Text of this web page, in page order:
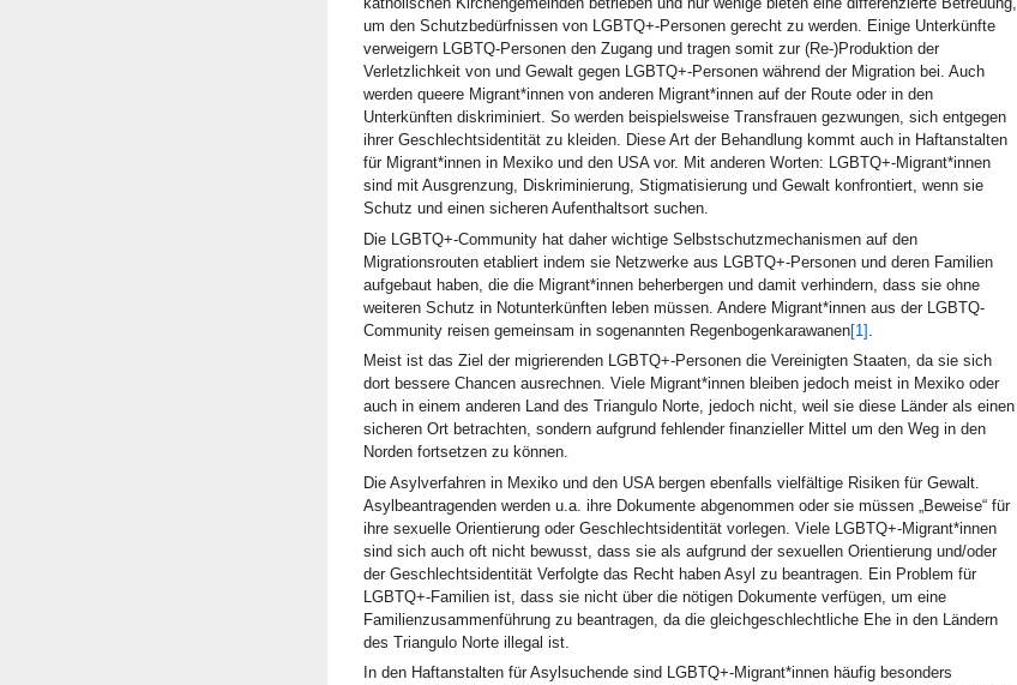
um den Schutzbedürfnissen von LGBTQ+-Personen gerecht zu werden. Einige Unterkünfte
verweigern LGBTQ-Personen den Zugang und tragen somit zur (Re-)Produktion der
Verletzlichkeit von und Gewalt gegen LGBTQ+-Personen während der Migration bei. Auch
werden queere Migrant*innen von anderen Migrant*innen auf der Route oder in den
Unterkünften diskriminiert. So werden beispielsweise Transfrauen gezwungen, sich entgegen
ihrer Geschlechtsidentität zu kleiden. Diese Art der Behandlung kommt auch in Haftanstalten
für Migrant*innen in Mexiko und den USA vor. Mit anderen Worten: LGBTQ+-Migrant*innen
sind mit Ausgrenzung, Diskriminierung, Stigmatisierung und Gewalt konfrontiert, wenn sie
Schutz und einen sicheren Aufenthaltsort suchen.
Die LGBTQ+-Community hat daher wichtige Selbstschutzmechanismen auf den
Migrationsrouten etabliert indem sie Netzwerke aus LGBTQ+-Personen und deren Familien
aufgebaut haben, die die Migrant*innen beherbergen und damit verhindern, dass sie ohne
weiteren Schutz in Notunterkünften leben müssen. Andere Migrant*innen aus der LGBTQ-
Community reisen gemeinsam in sogenannten Regenbogenkarawanen[1]
Meist ist das Ziel der migrierenden LGBTQ+-Personen die Vereinigten Staaten, da sie sich
dort bessere Chancen ausrechnen. Viele Migrant*innen bleiben jedoch meist in Mexiko oder
auch in einem anderen Land des Triangulo Norte, jedoch nicht, weil sie diese Länder als einen
sicheren Ort betrachten, sondern aufgrund fehlender finanzieller Mittel um den Weg in den
Norden fortsetzen zu können.
Die Asylverfahren in Mexiko und den USA bergen ebenfalls vielfältige Risiken für Gewalt.
Asylbeantragenden werden u.a. ihre Dokumente abgenommen oder sie müssen „Beweise“ für
ihre sexuelle Orientierung oder Geschlechtsidentität vorlegen. Viele LGBTQ+-Migrant*innen
sind sich auch oft nicht bewusst, dass sie als aufgrund der sexuellen Orientierung und/oder
der Geschlechtsidentität Verfolgte das Recht haben Asyl zu beantragen. Ein Problem für
LGBTQ+-Familien ist, dass sie nicht über die nötigen Dokumente verfügen, um eine
Familienzusammenführung zu beantragen, da die gleichgeschlechtliche Ehe in den Ländern
des Triangulo Norte illegal ist.
In den Haftanstalten für Asylsuchende sind LGBTQ+-Migrant*innen häufig besonders